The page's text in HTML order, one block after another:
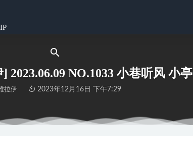
2023.06.09 NO.1033 小巷听风 小亭
拉伊 2023年12月16日 下午7:29